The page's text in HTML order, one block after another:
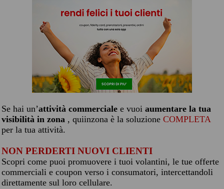
Se hai un’attività commerciale e vuoi aumentare la tua
visibilità in zona , quiinzona è la soluzione COMPLETA
per la tua attività.
NON PERDERTI NUOVI CLIENTI
Scopri come puoi promuovere i tuoi volantini, le tue offerte
commerciali e coupon verso i consumatori, intercettandoli
direttamente sul loro cellulare.